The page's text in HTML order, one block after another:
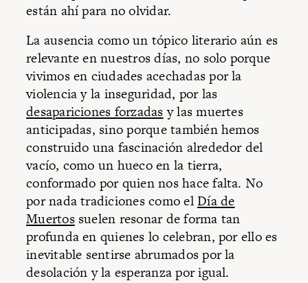
están ahí para no olvidar.
La ausencia como un tópico literario aún es
relevante en nuestros días, no solo porque
vivimos en ciudades acechadas por la
violencia y la inseguridad, por las
desapariciones forzadasy las muertes
anticipadas, sino porque también hemos
construido una fascinación alrededor del
vacío, como un hueco en la tierra,
conformado por quien nos hace falta. No
por nada tradiciones como elDía de
Muertossuelen resonar de forma tan
profunda en quienes lo celebran, por ello es
inevitable sentirse abrumados por la
desolación y la esperanza por igual.